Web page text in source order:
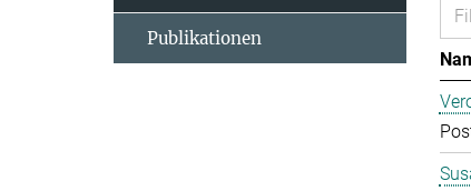
Publikationen